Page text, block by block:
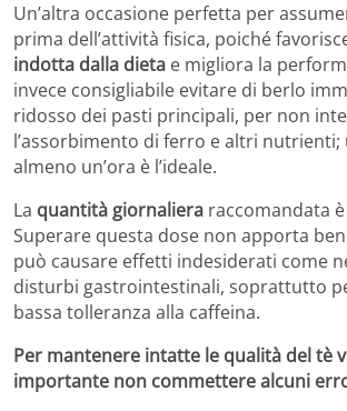
Un’altra occasione perfetta per
prima dell’attività fisica, poiché
indotta dalla dieta e migliora la
invece consigliabile evitare di berlo
ridosso dei pasti principali, per non
l’assorbimento di ferro e altri nutrienti;
almeno un’ora è l’ideale.
La quantità giornaliera raccomandata
Superare questa dose non apporta
può causare effetti indesiderati come
disturbi gastrointestinali, soprattutto
bassa tolleranza alla caffeina.
Per mantenere intatte le qualità del tè
importante non commettere alcuni